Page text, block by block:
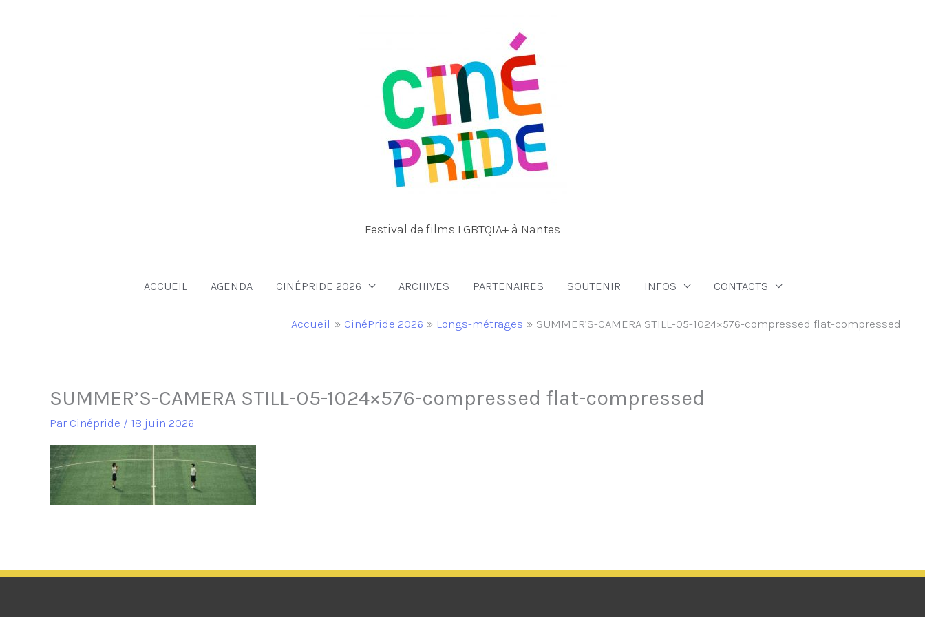
Festival de films LGBTQIA+ à Nantes
ACCUEIL AGENDA CINÉPRIDE 2026 ARCHIVES PARTENAIRES SOUTENIR INFOS CONTACTS
Accueil CinéPride 2026 Longs-métrages SUMMER’S-CAMERA STILL-05-1024×576-compressed flat-compressed
SUMMER’S-CAMERA STILL-05-1024×576-compressed flat-compressed
Par Cinépride / 18 juin 2026